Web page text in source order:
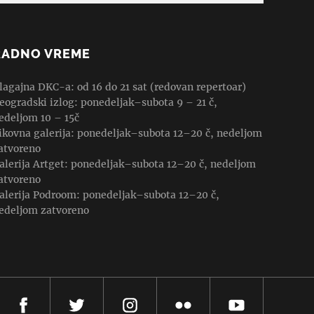
VREME
DKC-a: od 16 do 21 sat (redovan repertoar)
izlog: ponedeljak–subota 9 – 21 č,
10 – 15č
galerija: ponedeljak–subota 12–20 č, nedeljom
Artget: ponedeljak–subota 12–20 č, nedeljom
Podroom: ponedeljak–subota 12–20 č,
zatvoreno